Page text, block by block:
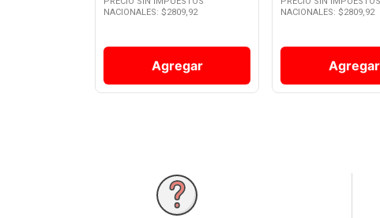
NACIONALES: $2809,92
Agregar
NACIONALES: $2809,92
Agregar